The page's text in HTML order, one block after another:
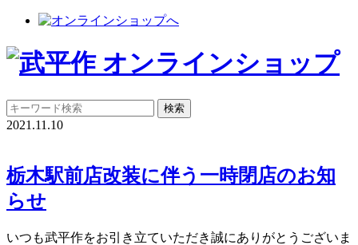
2021.11.10
栃木駅前店改装に伴う一時閉店のお知
らせ
いつも武平作をお引き立ていただき誠にありがとうございま